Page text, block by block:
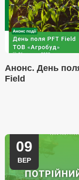
Анонс. День
Field
09
ВЕР